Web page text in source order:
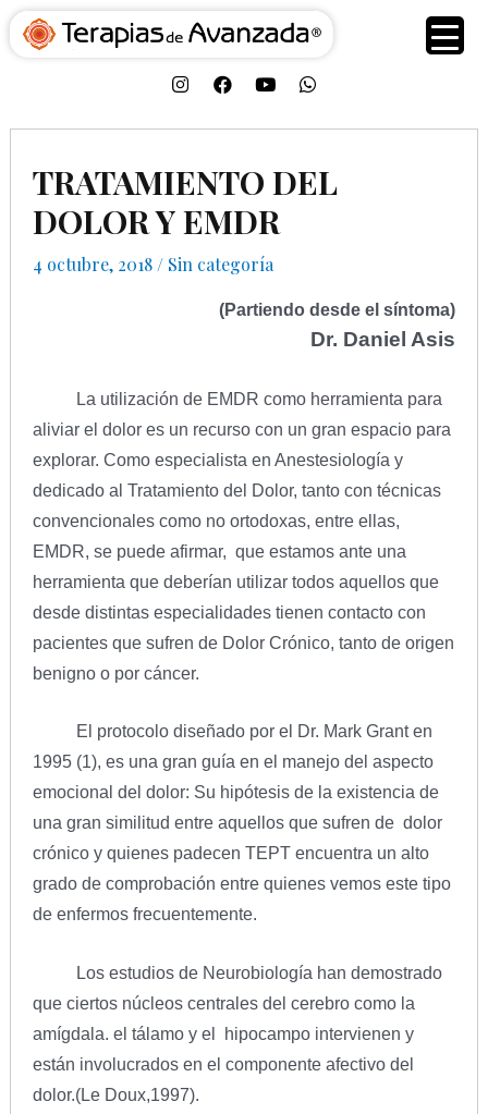
TRATAMIENTO DEL
DOLOR Y EMDR
4 octubre, 2018 / Sin categoría
(Partiendo desde el síntoma)
Dr. Daniel Asis
La utilización de EMDR como herramienta para
aliviar el dolor es un recurso con un gran espacio para
explorar. Como especialista en Anestesiología y
dedicado al Tratamiento del Dolor, tanto con técnicas
convencionales como no ortodoxas, entre ellas,
EMDR, se puede afirmar, que estamos ante una
herramienta que deberían utilizar todos aquellos que
desde distintas especialidades tienen contacto con
pacientes que sufren de Dolor Crónico, tanto de origen
benigno o por cáncer.
El protocolo diseñado por el Dr. Mark Grant en
1995 (1), es una gran guía en el manejo del aspecto
emocional del dolor: Su hipótesis de la existencia de
una gran similitud entre aquellos que sufren de dolor
crónico y quienes padecen TEPT encuentra un alto
grado de comprobación entre quienes vemos este tipo
de enfermos frecuentemente.
Los estudios de Neurobiología han demostrado
que ciertos núcleos centrales del cerebro como la
amígdala. el tálamo y el hipocampo intervienen y
están involucrados en el componente afectivo del
dolor.(Le Doux,1997).